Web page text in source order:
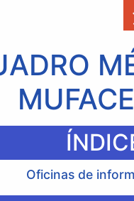
Oficinas de